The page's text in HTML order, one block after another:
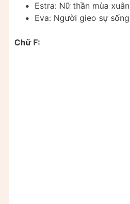
Estra: Nữ thần mùa xuân
Eva: Người gieo sự sống
Chữ F: